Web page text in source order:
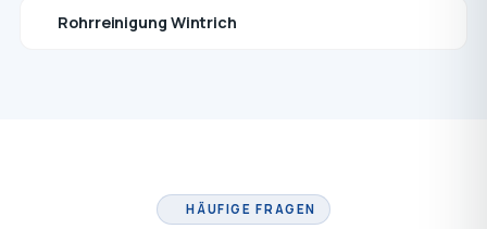
Rohrreinigung Wintrich
HÄUFIGE FRAGEN